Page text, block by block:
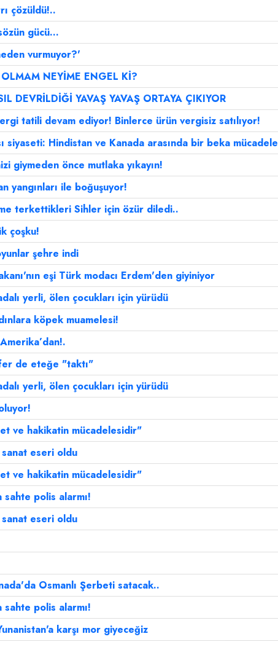
çözüldü!..
gücü...
vurmuyor?'
NEYİME ENGEL Kİ?
DEVRİLDİĞİ YAVAŞ YAVAŞ ORTAYA ÇIKIYOR
tatili devam ediyor! Binlerce ürün vergisiz satılıyor!
siyaseti: Hindistan ve Kanada arasında bir beka
giymeden önce mutlaka yıkayın!
yangınları ile boğuşuyor!
terkettikleri Sihler için özür diledi..
çoşku!
şehre indi
eşi Türk modacı Erdem'den giyiniyor
yerli, ölen çocukları için yürüdü
köpek muamelesi!
de eteğe "taktı"
yerli, ölen çocukları için yürüdü
ve hakikatin mücadelesidir"
sanat eseri oldu
ve hakikatin mücadelesidir"
sahte polis alarmı!
sanat eseri oldu
Osmanlı Şerbeti satacak..
sahte polis alarmı!
karşı mor giyeceğiz